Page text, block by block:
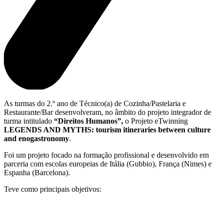
As turmas do 2.º ano de Técnico(a) de Cozinha/Pastelaria e
Restaurante/Bar desenvolveram, no âmbito do projeto integrador de
turma intitulado “Direitos Humanos”, o Projeto eTwinning
LEGENDS AND MYTHS: tourism itineraries between culture
and enogastronomy.
Foi um projeto focado na formação profissional e desenvolvido em
parceria com escolas europeias de Itália (Gubbio), França (Nimes) e
Espanha (Barcelona).
Teve como principais objetivos: